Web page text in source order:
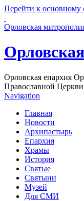
Перейти к
Орловская
Орловская епархия
Православной Церкви
Navigation
Главная
Новости
Архипастырь
Епархия
Храмы
История
Святые
Святыни
Музей
Для СМИ